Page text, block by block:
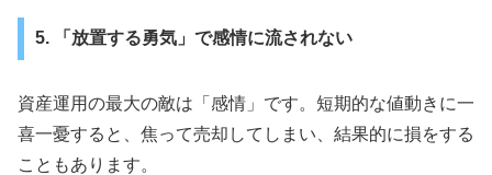
5. 「放置する勇気」で感情に流されない
資産運用の最大の敵は「感情」です。短期的な値動きに一
喜一憂すると、焦って売却してしまい、結果的に損をする
こともあります。